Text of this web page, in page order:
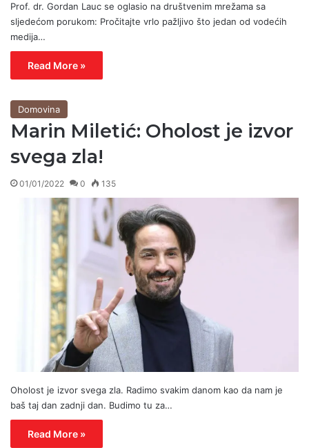
Prof. dr. Gordan Lauc se oglasio na društvenim mrežama sa
sljedećom porukom: Pročitajte vrlo pažljivo što jedan od vodećih
medija…
Read More »
Domovina
Marin Miletić: Oholost je izvor
svega zla!
01/01/2022 0 135
Oholost je izvor svega zla. Radimo svakim danom kao da nam je
baš taj dan zadnji dan. Budimo tu za…
Read More »